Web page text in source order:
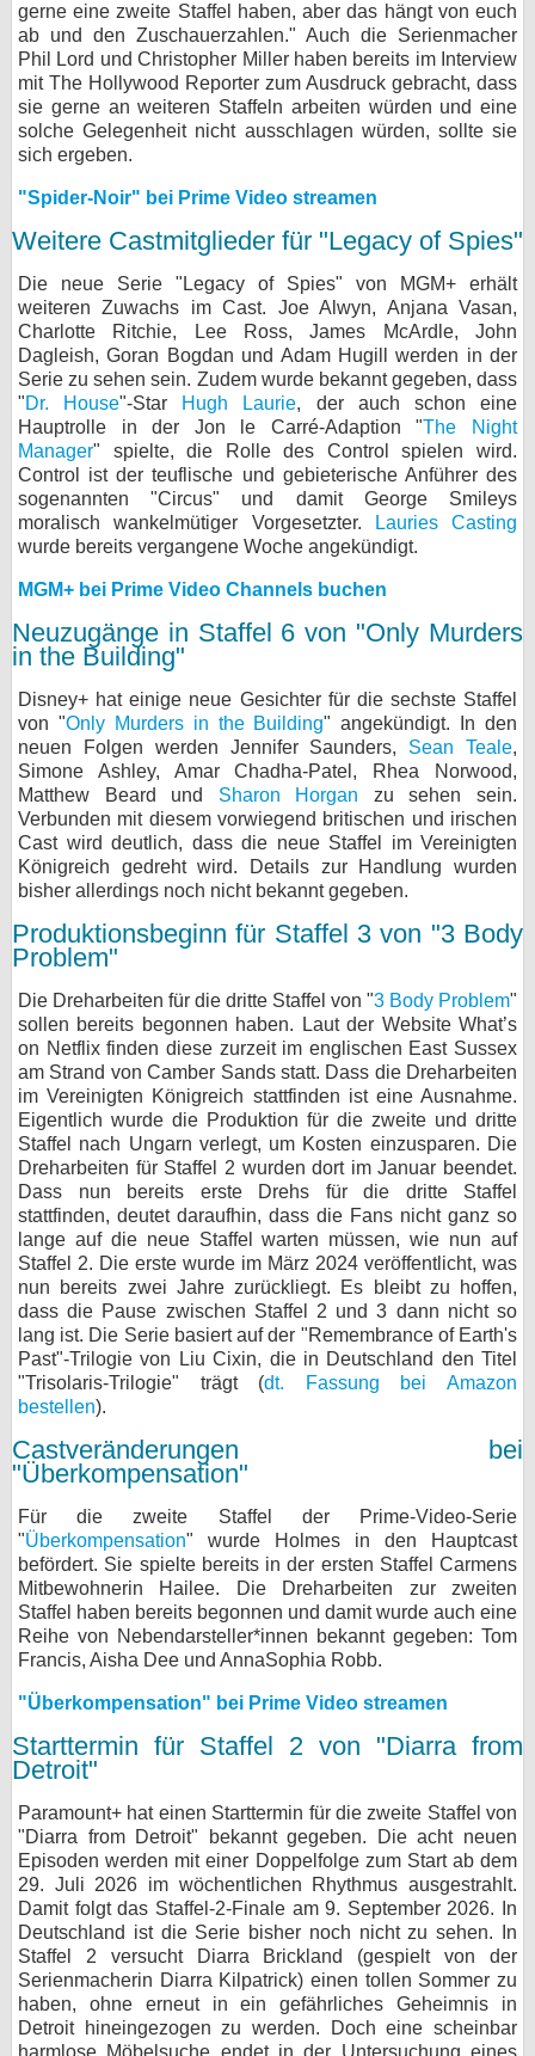
gerne eine zweite Staffel haben, aber das hängt von euch
ab und den Zuschauerzahlen." Auch die Serienmacher
Phil Lord und Christopher Miller haben bereits im Interview
mit The Hollywood Reporter zum Ausdruck gebracht, dass
sie gerne an weiteren Staffeln arbeiten würden und eine
solche Gelegenheit nicht ausschlagen würden, sollte sie
sich ergeben.
"Spider-Noir" bei Prime Video streamen
Weitere Castmitglieder für "Legacy of Spies"
Die neue Serie "Legacy of Spies" von MGM+ erhält
weiteren Zuwachs im Cast. Joe Alwyn, Anjana Vasan,
Charlotte Ritchie, Lee Ross, James McArdle, John
Dagleish, Goran Bogdan und Adam Hugill werden in der
Serie zu sehen sein. Zudem wurde bekannt gegeben, dass
"Dr. House"-Star Hugh Laurie, der auch schon eine
Hauptrolle in der Jon le Carré-Adaption "The Night
Manager" spielte, die Rolle des Control spielen wird.
Control ist der teuflische und gebieterische Anführer des
sogenannten "Circus" und damit George Smileys
moralisch wankelmütiger Vorgesetzter.
Lauries Casting
wurde bereits vergangene Woche angekündigt.
MGM+ bei Prime Video Channels buchen
Neuzugänge in Staffel 6 von "Only Murders
in the Building"
Disney+ hat einige neue Gesichter für die sechste Staffel
von "Only Murders in the Building" angekündigt. In den
neuen Folgen werden Jennifer Saunders, Sean Teale,
Simone Ashley, Amar Chadha-Patel, Rhea Norwood,
Matthew Beard und Sharon Horgan zu sehen sein.
Verbunden mit diesem vorwiegend britischen und irischen
Cast wird deutlich, dass die neue Staffel im Vereinigten
Königreich gedreht wird. Details zur Handlung wurden
bisher allerdings noch nicht bekannt gegeben.
Produktionsbeginn für Staffel 3 von "3 Body
Problem"
Die Dreharbeiten für die dritte Staffel von "3 Body Problem"
sollen bereits begonnen haben. Laut der Website What’s
on Netflix finden diese zurzeit im englischen East Sussex
am Strand von Camber Sands statt. Dass die Dreharbeiten
im Vereinigten Königreich stattfinden ist eine Ausnahme.
Eigentlich wurde die Produktion für die zweite und dritte
Staffel nach Ungarn verlegt, um Kosten einzusparen. Die
Dreharbeiten für Staffel 2 wurden dort im Januar beendet.
Dass nun bereits erste Drehs für die dritte Staffel
stattfinden, deutet daraufhin, dass die Fans nicht ganz so
lange auf die neue Staffel warten müssen, wie nun auf
Staffel 2. Die erste wurde im März 2024 veröffentlicht, was
nun bereits zwei Jahre zurückliegt. Es bleibt zu hoffen,
dass die Pause zwischen Staffel 2 und 3 dann nicht so
lang ist. Die Serie basiert auf der "Remembrance of Earth's
Past"-Trilogie von Liu Cixin, die in Deutschland den Titel
"Trisolaris-Trilogie" trägt (dt. Fassung bei Amazon
bestellen).
Castveränderungen bei
"Überkompensation"
Für die zweite Staffel der Prime-Video-Serie
"Überkompensation" wurde Holmes in den Hauptcast
befördert. Sie spielte bereits in der ersten Staffel Carmens
Mitbewohnerin Hailee. Die Dreharbeiten zur zweiten
Staffel haben bereits begonnen und damit wurde auch eine
Reihe von Nebendarsteller*innen bekannt gegeben: Tom
Francis, Aisha Dee und AnnaSophia Robb.
"Überkompensation" bei Prime Video streamen
Starttermin für Staffel 2 von "Diarra from
Detroit"
Paramount+ hat einen Starttermin für die zweite Staffel von
"Diarra from Detroit" bekannt gegeben. Die acht neuen
Episoden werden mit einer Doppelfolge zum Start ab dem
29. Juli 2026 im wöchentlichen Rhythmus ausgestrahlt.
Damit folgt das Staffel-2-Finale am 9. September 2026. In
Deutschland ist die Serie bisher noch nicht zu sehen. In
Staffel 2 versucht Diarra Brickland (gespielt von der
Serienmacherin Diarra Kilpatrick) einen tollen Sommer zu
haben, ohne erneut in ein gefährliches Geheimnis in
Detroit hineingezogen zu werden. Doch eine scheinbar
harmlose Möbelsuche endet in der Untersuchung eines